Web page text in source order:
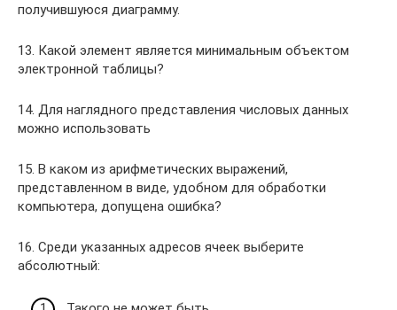
получившуюся диаграмму.
13. Какой элемент является минимальным объектом
электронной таблицы?
14. Для наглядного представления числовых данных
можно использовать
15. В каком из арифметических выражений,
представленном в виде, удобном для обработки
компьютера, допущена ошибка?
16. Среди указанных адресов ячеек выберите
абсолютный: